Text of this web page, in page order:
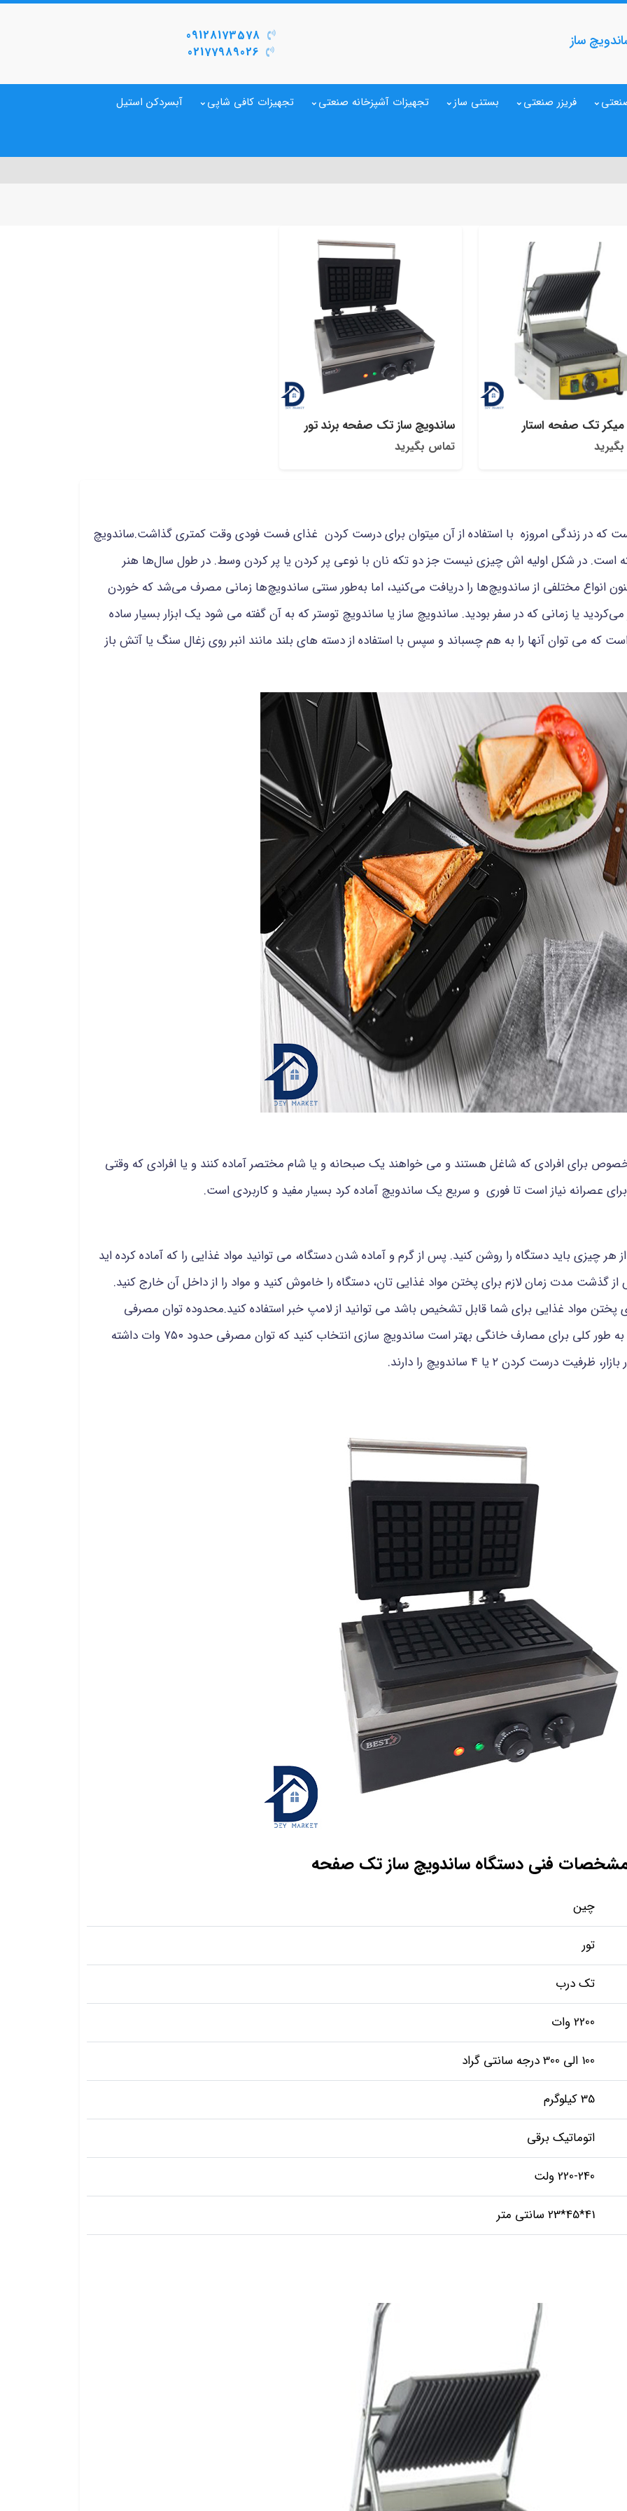
ساز
09128173578
02177989026
فریزر صنعتی بستنی ساز تجهیزات آشپزخانه صنعتی تجهیزات کافی شاپی آبسردکن استیل
میکر تک صفحه استار ساندویچ ساز تک صفحه برند تور
تماس بگیرید
که در زندگی امروزه با استفاده از آن میتوان برای درست کردن غذای فست فودی وقت کمتری گذاشت.ساندویچ
است. در شکل اولیه اش چیزی نیست جز دو تکه نان با نوعی پر کردن یا پر کردن وسط. در طول سال‌ها هنر
انواع مختلفی از ساندویچ‌ها را دریافت می‌کنید، اما به‌طور سنتی ساندویچ‌ها زمانی مصرف می‌شد که خوردن
می‌کردید یا زمانی که در سفر بودید. ساندویچ ساز یا ساندویچ توستر که به آن گفته می شود یک ابزار بسیار ساده
می توان آنها را به هم چسباند و سپس با استفاده از دسته های بلند مانند انبر روی زغال سنگ یا آتش باز
برای افرادی که شاغل هستند و می خواهند یک صبحانه و یا شام مختصر آماده کنند و یا افرادی که وقتی
عصرانه نیاز است تا فوری و سریع یک ساندویچ آماده کرد بسیار مفید و کاربردی است.
چیزی باید دستگاه را روشن کنید. پس از گرم و آماده شدن دستگاه، می توانید مواد غذایی را که آماده کرده اید
گذشت مدت زمان لازم برای پختن مواد غذایی تان، دستگاه را خاموش کنید و مواد را از داخل آن خارج کنید.
پختن مواد غذایی برای شما قابل تشخیص باشد می توانید از لامپ خبر استفاده کنید.محدوده توان مصرفی
ساندویچ سازها بین ۶۴۰ وات تا ۱۴۰۰ وات است. به طور کلی برای مصارف خانگی بهتر است ساندویچ سازی انتخاب کنید که توان مصرفی حدود ۷۵۰ وات داشته
کردن ۲ یا ۴ ساندویچ را دارند.
فنی دستگاه ساندویچ ساز تک صفحه
چین
تور
تک درب
2200 وات
100 الی 300 درجه سانتی گراد
35 کیلوگرم
اتوماتیک برقی
220-240 ولت
41*45*23 سانتی متر